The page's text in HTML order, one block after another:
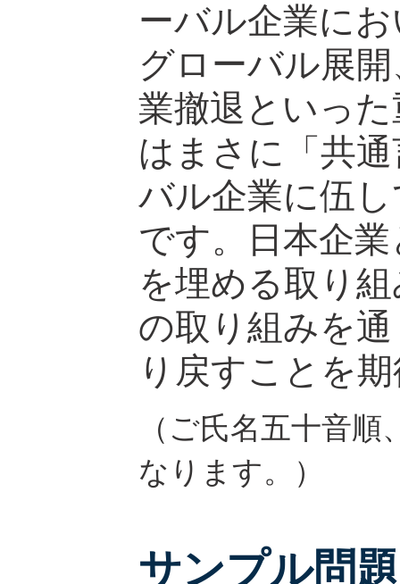
ーバル企業に
グローバル展
業撤退といっ
はまさに「共
バル企業に伍
です。日本企
を埋める取り
の取り組みを
り戻すことを
（ご氏名五十音
なります。）
サンプル問題